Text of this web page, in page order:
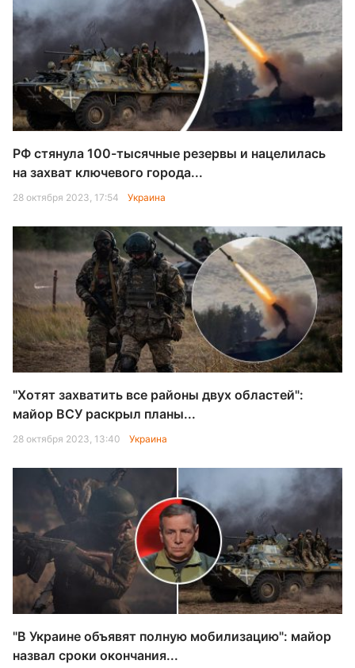
РФ стянула 100-тысячные резервы и нацелилась
на захват ключевого города...
28 октября 2023, 17:54 Украина
"Хотят захватить все районы двух областей":
майор ВСУ раскрыл планы...
28 октября 2023, 13:40 Украина
"В Украине объявят полную мобилизацию": майор
назвал сроки окончания...